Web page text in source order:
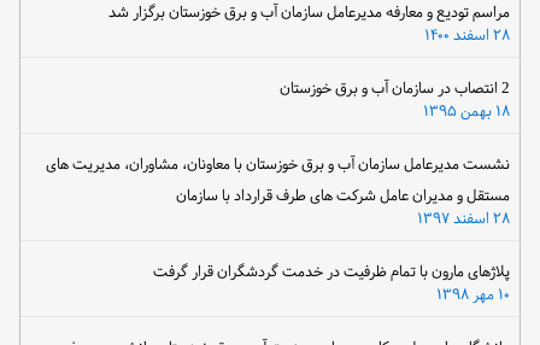
مراسم تودیع و معارفه مدیرعامل سازمان آب و برق خوزستان برگزار شد
۲۸ اسفند ۱۴۰۰
۱۸ بهمن ۱۳۹۵
نشست مدیرعامل سازمان آب و برق خوزستان با معاونان، مشاوران، مدیریت های
مستقل و مدیران عامل شرکت های طرف قرارداد با سازمان
۲۸ اسفند ۱۳۹۷
پلاژهای مارون با تمام ظرفیت در خدمت گردشگران قرار گرفت